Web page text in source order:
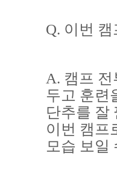
Q. 이번
A. 캠프
두고 훈련
단추를 잘
이번 캠프
모습 보일